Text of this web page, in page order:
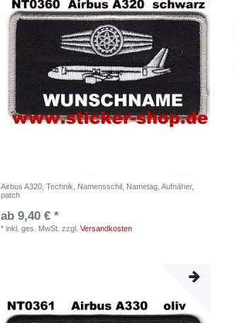
Airbus A320, Technik, Namensschil, Nametag, Aufnäher,
patch
ab 9,40 € *
*inkl. ges. MwSt. zzgl.Versandkosten